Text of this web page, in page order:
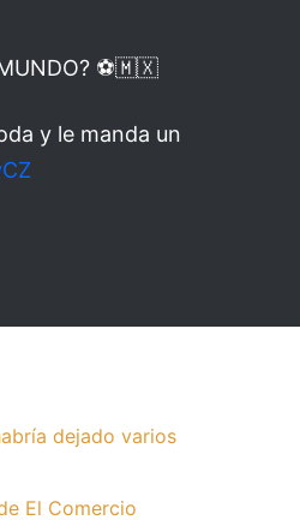
MUNDO? ⚽🇲🇽
y le manda un
dejado varios
El Comercio